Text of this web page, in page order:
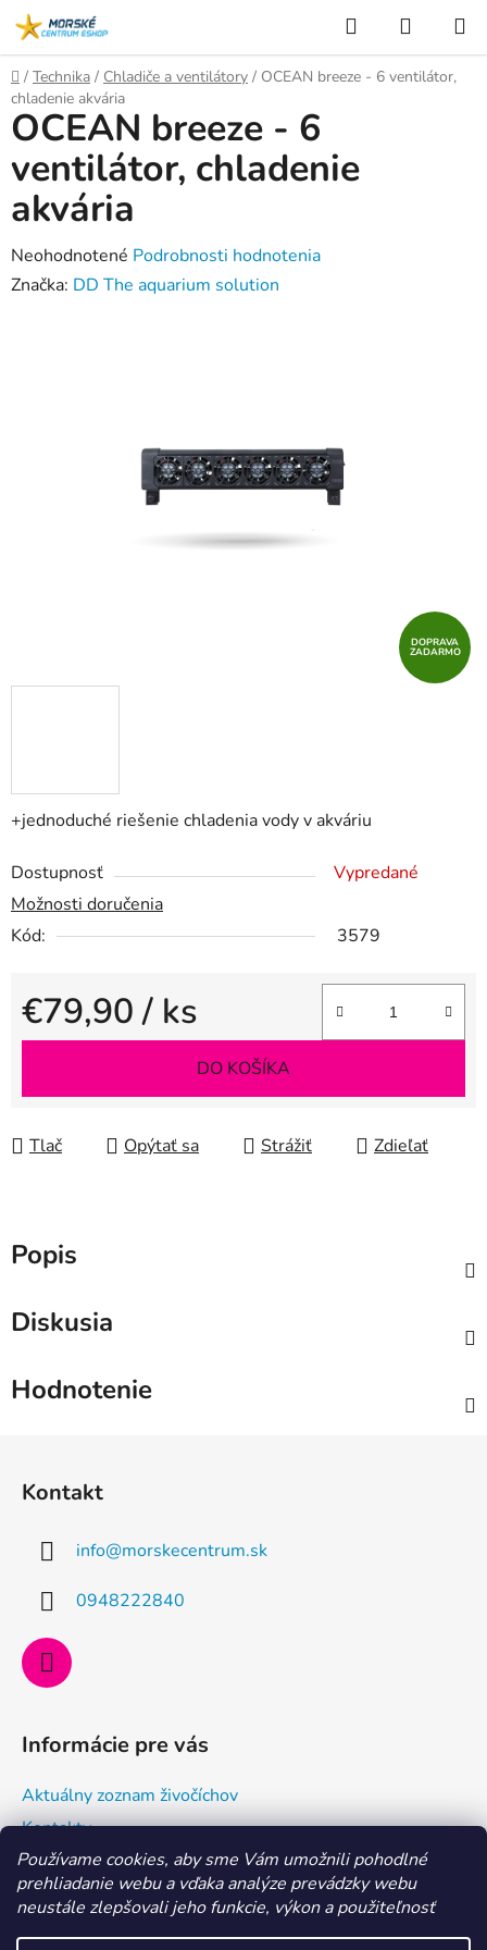
Používame cookies, aby sme Vám umožnili pohodlné
prehliadanie webu a vďaka analýze prevádzky webu
neustále zlepšovali jeho funkcie, výkon a použiteľnosť
Prejsť
na
obsah
Hľadať
KOŠÍK
Domov
/ Technika / Chladiče a ventilátory / OCEAN breeze - 6 ventilátor,
chladenie akvária
+jednoduché riešenie chladenia vody v akváriu
Dostupnosť
Vypredané
Možnosti doručenia
Kód:
3579
€79,90/ ks
Jednotková cena:
DO KOŠÍKA
Tlač Opýtať sa Strážiť Zdieľať
OCEAN breeze - 6
ventilátor, chladenie
akvária
Priemerné
hodnotenie
Neohodnotené Podrobnosti hodnotenia
Značka: DD The aquarium solution
DOPRAVA
ZADARMO
Popis
Diskusia
Hodnotenie
Kontakt
info@morskecentrum.sk
0948222840
Informácie pre vás
Aktuálny zoznam živočíchov
Kontakty
Doprava a ako nakupovať
Všeobecné obchodné podmienky a dodacie podmienky